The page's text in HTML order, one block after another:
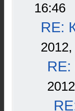
16:46
RE: